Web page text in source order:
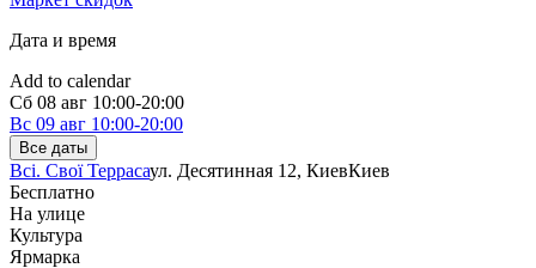
Дата и время
Add to calendar
Сб 08 авг 10:00-20:00
Вс 09 авг 10:00-20:00
Все даты
Всі. Свої Террасаул. Десятинная 12, КиевКиев
Бесплатно
На улице
Культура
Ярмарка